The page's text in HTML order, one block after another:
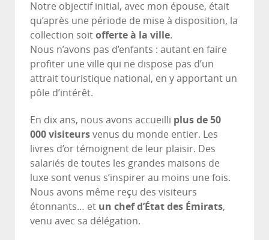
Notre objectif initial, avec mon épouse, était
qu’après une période de mise à disposition, la
collection soit offerte à la ville.
Nous n’avons pas d’enfants : autant en faire
profiter une ville qui ne dispose pas d’un
attrait touristique national, en y apportant un
pôle d’intérêt.
En dix ans, nous avons accueilli plus de 50
000 visiteurs venus du monde entier. Les
livres d’or témoignent de leur plaisir. Des
salariés de toutes les grandes maisons de
luxe sont venus s’inspirer au moins une fois.
Nous avons même reçu des visiteurs
étonnants… et un chef d’État des Émirats,
venu avec sa délégation.